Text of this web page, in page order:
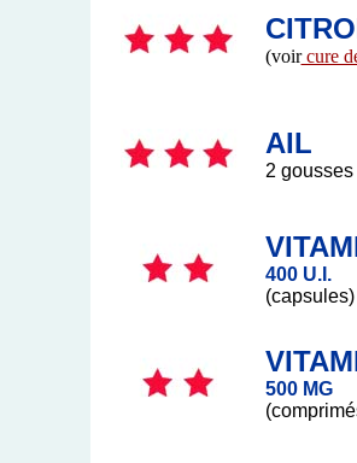
(voircure
AIL
2
400 U.I.
(capsules)
500 MG